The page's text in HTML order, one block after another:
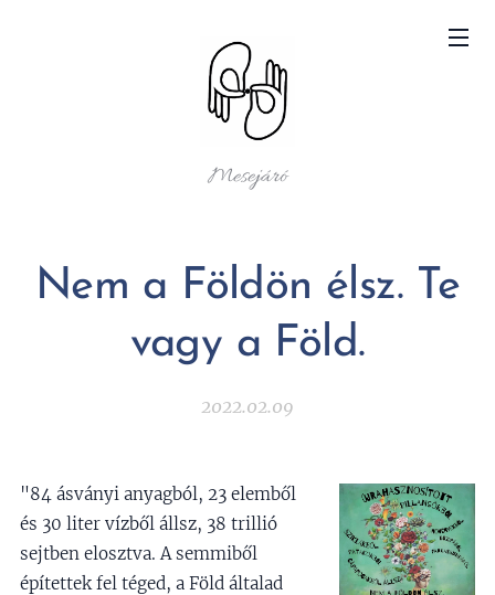
Mesejáró
Nem a Földön élsz. Te
vagy a Föld.
2022.02.09
"84 ásványi anyagból, 23 elemből
és 30 liter vízből állsz, 38 trillió
sejtben elosztva. A semmiből
építettek fel téged, a Föld általad